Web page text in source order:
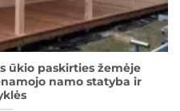
ūkio paskirties žemėje
namo statyba ir